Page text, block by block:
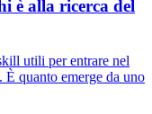
è alla ricerca del
utili per entrare nel
quanto emerge da uno